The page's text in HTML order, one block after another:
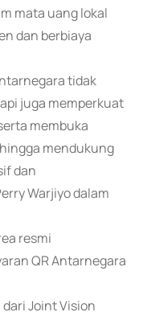
mata uang lokal
dan berbiaya
tidak
juga memperkuat
membuka
mendukung
dan
Warjiyo dalam
resmi
QR Antarnegara
Joint Vision